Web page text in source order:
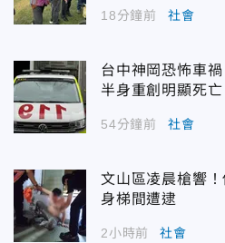
18分鐘前 社會
台中神岡恐怖車
半身重創明顯死亡
54分鐘前 社會
文山區凌晨槍響
身梯間遭逮
2小時前 社會